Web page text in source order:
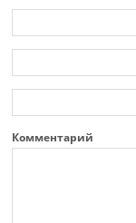
Комментарий